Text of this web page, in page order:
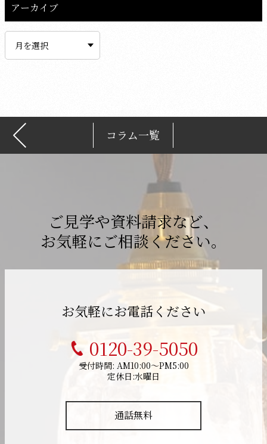
アーカイブ
イ
コラム一覧
ご見学や資料請求など、
お気軽にご相談ください。
お気軽にお電話ください
0120-39-5050
受付時間: AM10:00～PM5:00
定休日:水曜日
通話無料